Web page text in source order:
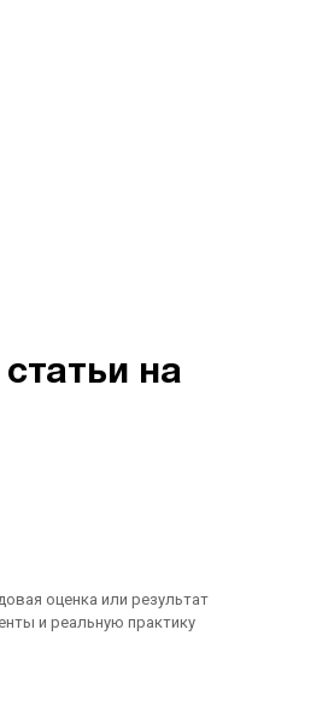
на
оценка или результат
и реальную практику